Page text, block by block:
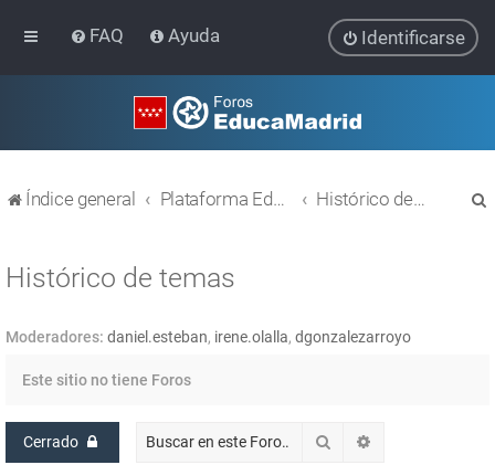
FAQ Ayuda Identificarse
Índice general Plataforma Educativa EducaMadrid Histórico de temas
Histórico de temas
Moderadores: daniel.esteban, irene.olalla, dgonzalezarroyo
Este sitio no tiene Foros
Cerrado Buscar